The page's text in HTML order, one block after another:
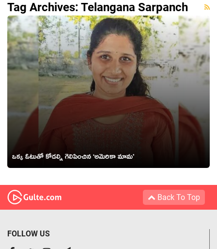
Tag Archives: Telangana Sarpanch
ఒక్క ఓటుతో కోడల్ని గెలిపించిన ‘అమెరికా మామ’
Back To Top
FOLLOW US